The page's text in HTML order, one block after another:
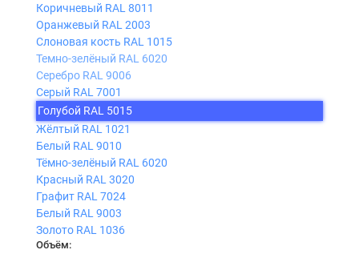
Коричневый RAL 8011
Оранжевый RAL 2003
Слоновая кость RAL 1015
Темно-зелёный RAL 6020
Серебро RAL 9006
Серый RAL 7001
Голубой RAL 5015
Жёлтый RAL 1021
Белый RAL 9010
Тёмно-зелёный RAL 6020
Красный RAL 3020
Графит RAL 7024
Белый RAL 9003
Золото RAL 1036
Объём: